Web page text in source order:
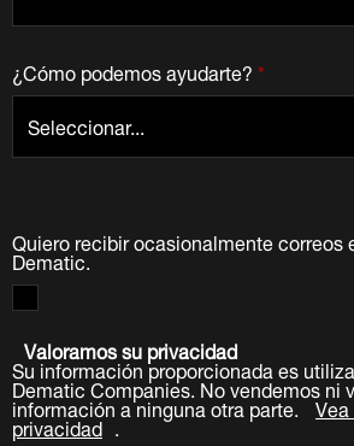
*
¿Cómo podemos ayudarte?
Quiero recibir ocasionalmente correos
Dematic.
Valoramos su privacidad
Su información proporcionada es
Dematic Companies. No vendemos ni
información a ninguna otra parte.
privacidad .